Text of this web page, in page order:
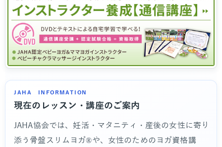
JAHA INFORMATION
現在のレッスン・講座のご案内
JAHA協会では、妊活・マタニティ・産後の女性に寄り
添う骨盤スリムヨガ®や、女性のためのヨガ資格講